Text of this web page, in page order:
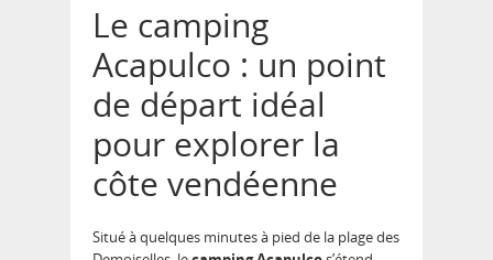
Le camping
Acapulco : un point
de départ idéal
pour explorer la
côte vendéenne
Situé à quelques minutes à pied de la plage des